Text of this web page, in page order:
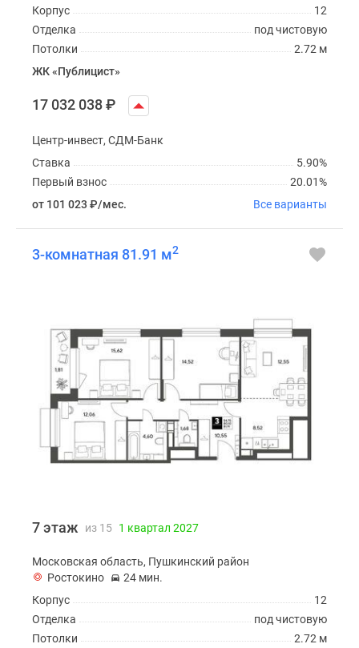
12
Корпус
под чистовую
Отделка
2.72 м
Потолки
ЖК «Публицист»
17 032 038₽
Центр-инвест, СДМ-Банк
5.90%
Ставка
20.01%
Первый взнос
от 101 023 ₽/мес. Все варианты
3-комнатная 81.91 м2
7 этаж из 15 1 квартал 2027
Московская область, Пушкинский район
Ростокино
24 мин.
12
Корпус
под чистовую
Отделка
2.72 м
Потолки